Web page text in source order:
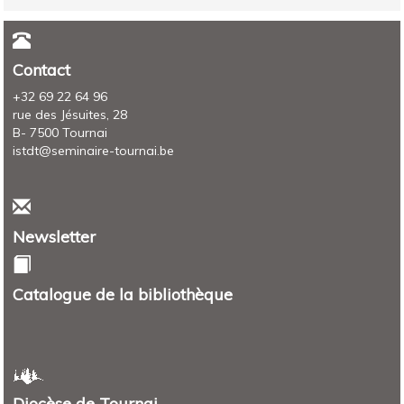
Contact
+32 69 22 64 96
rue des Jésuites, 28
B- 7500 Tournai
istdt@seminaire-tournai.be
Newsletter
Catalogue de la bibliothèque